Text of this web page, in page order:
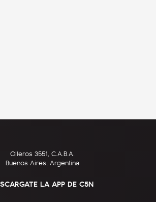
Olleros 3551, C.A.B.A.
Buenos Aires, Argentina
LA APP DE C5N